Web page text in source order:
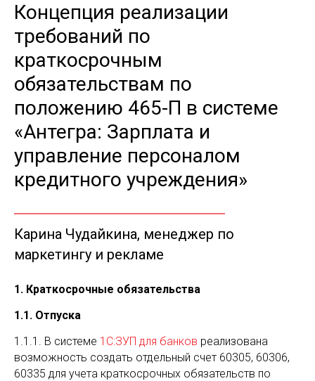
Концепция реализации
требований по
краткосрочным
обязательствам по
положению 465-П в системе
«Антегра: Зарплата и
управление персоналом
кредитного учреждения»
Карина Чудайкина, менеджер по
маркетингу и рекламе
1. Краткосрочные обязательства
1.1. Отпуска
1.1.1. В системе 1С:ЗУП для банков реализована
возможность создать отдельный счет 60305, 60306,
60335 для учета краткосрочных обязательств по